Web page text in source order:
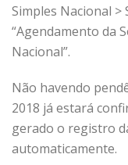
Simples Nacional >
“Agendamento da
Nacional”.
Não havendo
2018 já estará
gerado o registro
automaticamente.